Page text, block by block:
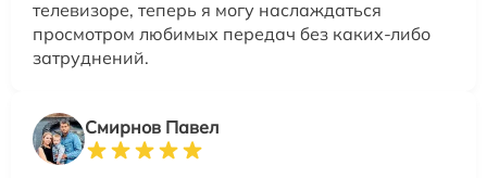
телевизоре, теперь я могу наслаждаться
просмотром любимых передач без каких-либо
затруднений.
Смирнов Павел